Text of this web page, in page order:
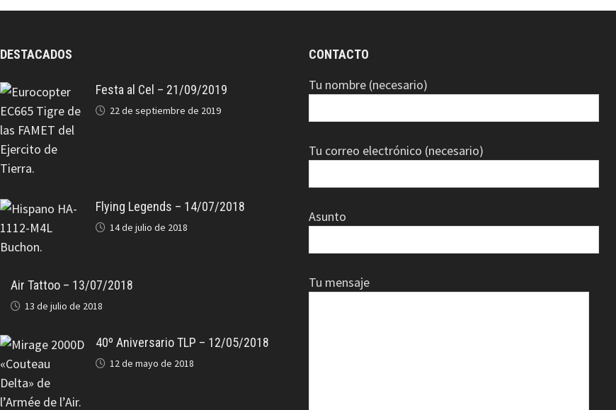
DESTACADOS
Festa al Cel – 21/09/2019
22 de septiembre de 2019
Flying Legends – 14/07/2018
14 de julio de 2018
Air Tattoo – 13/07/2018
13 de julio de 2018
40º Aniversario TLP – 12/05/2018
12 de mayo de 2018
CONTACTO
Tu nombre (necesario)
Tu correo electrónico (necesario)
Asunto
Tu mensaje